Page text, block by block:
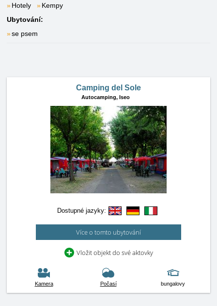
Hotely
Kempy
Ubytování:
se psem
Camping del Sole
Autocamping, Iseo
Dostupné jazyky:
Více o tomto ubytování
Vložit objekt do své aktovky
Kamera Počasí bungalovy